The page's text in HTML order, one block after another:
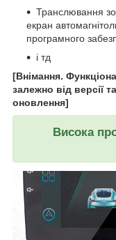
Транслювання
екран
програмного
і тд
[Внімання.
залежно від версії
оновлення]
Висока